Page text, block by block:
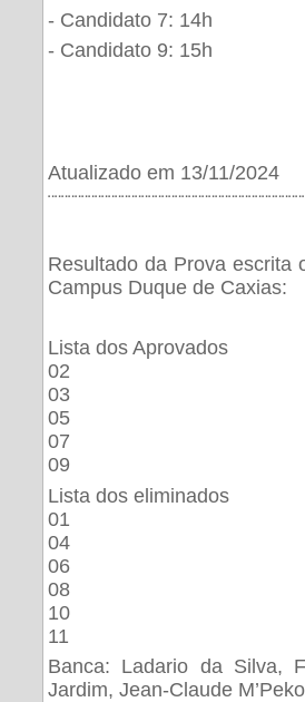
- Candidato 7: 14h
- Candidato 9: 15h
Atualizado em 13/11/2024
Resultado da Prova escrita
Campus Duque de Caxias:
Lista dos Aprovados
02
03
05
07
09
Lista dos eliminados
01
04
06
08
10
11
Banca: Ladario da Silva,
Jardim, Jean-Claude M’Peko